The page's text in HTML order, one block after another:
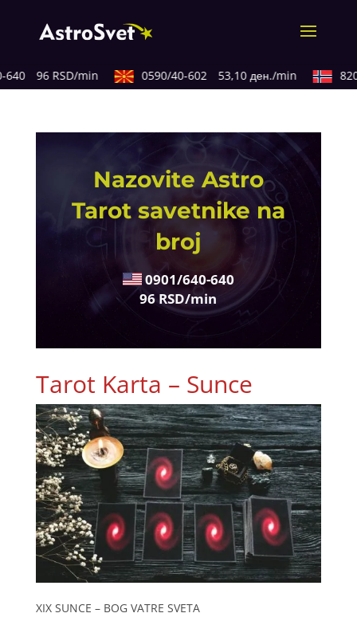
96 RSD/min 0590/40-602 53,10 ден./min 820/
Nazovite Astro
Tarot savetnike na
broj
0901/640-640
96 RSD/min
Tarot Karta – Sunce
XIX SUNCE – BOG VATRE SVETA